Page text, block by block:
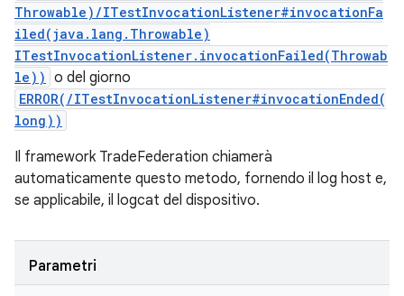
Throwable)/ITestInvocationListener#invocationFa
iled(java.lang.Throwable)
ITestInvocationListener.invocationFailed(Throwab
le)) o del giorno
ERROR(/ITestInvocationListener#invocationEnded(
long))
Il framework TradeFederation chiamerà
automaticamente questo metodo, fornendo il log host e,
se applicabile, il logcat del dispositivo.
Parametri